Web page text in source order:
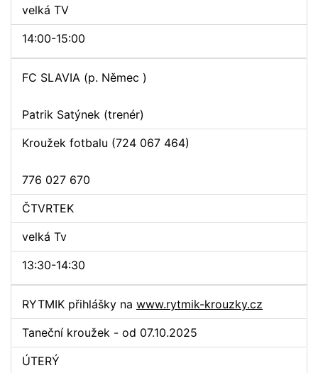
velká TV
14:00-15:00
FC SLAVIA (p. Němec )
Patrik Satýnek (trenér)
Kroužek fotbalu (724 067 464)
776 027 670
ČTVRTEK
velká Tv
13:30-14:30
RYTMIK přihlášky na www.rytmik-krouzky.cz
Taneční kroužek - od 07.10.2025
ÚTERÝ